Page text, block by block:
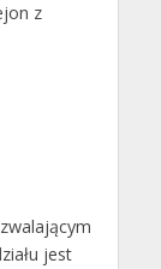
z
jest